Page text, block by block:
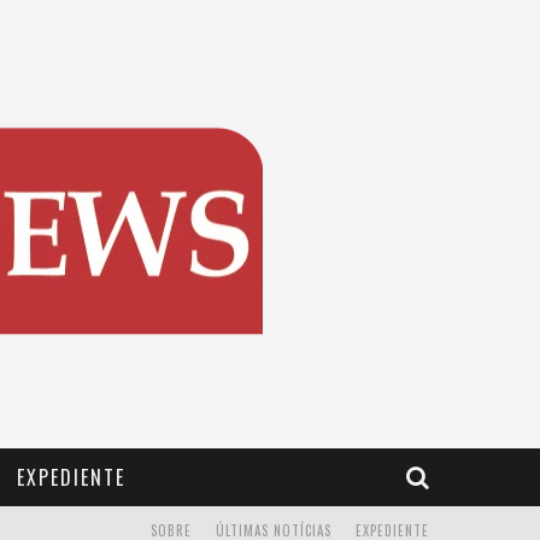
EXPEDIENTE
EXPEDIENTE
ÚLTIMAS NOTÍCIAS
SOBRE